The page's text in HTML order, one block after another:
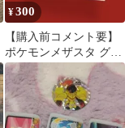
¥300
【購入前コメント要】
ポケモンメザスタ グレ
ンアルマ No.17